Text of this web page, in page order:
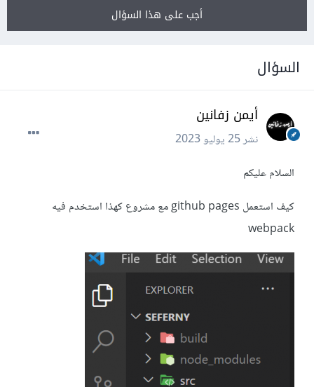
أجب على هذا السؤال
السؤال
أيمن زفانين
نشر25 يوليو 2023
السلام عليكم
كيف استعمل github pages مع مشروع كهذا استخدم فيه
webpack